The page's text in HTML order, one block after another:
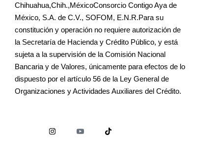
Chihuahua,Chih.,MéxicoConsorcio Contigo Aya de
México, S.A. de C.V., SOFOM, E.N.R.Para su
constitución y operación no requiere autorización de
la Secretaría de Hacienda y Crédito Público, y está
sujeta a la supervisión de la Comisión Nacional
Bancaria y de Valores, únicamente para efectos de lo
dispuesto por el artículo 56 de la Ley General de
Organizaciones y Actividades Auxiliares del Crédito.